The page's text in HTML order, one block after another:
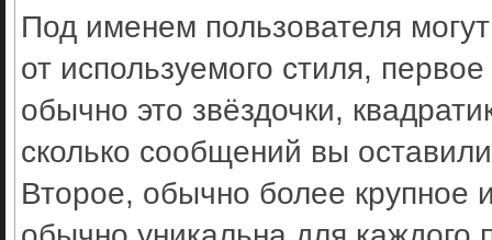
Под именем пользователя
от используемого стиля,
обычно это звёздочки,
сколько сообщений вы
Второе, обычно более крупное